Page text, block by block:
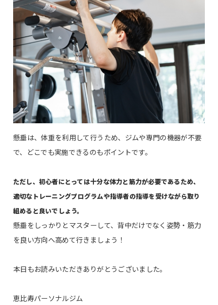
懸垂は、体重を利用して行うため、ジムや専門の機器が不要
で、どこでも実施できるのもポイントです。
ただし、初心者にとっては十分な体力と筋力が必要であるため、
適切なトレーニングプログラムや指導者の指導を受けながら取り
組めると良いでしょう。
懸垂をしっかりとマスターして、背中だけでなく姿勢・筋力
を良い方向へ高めて行きましょう！
本日もお読みいただきありがとうございました。
恵比寿パーソナルジム